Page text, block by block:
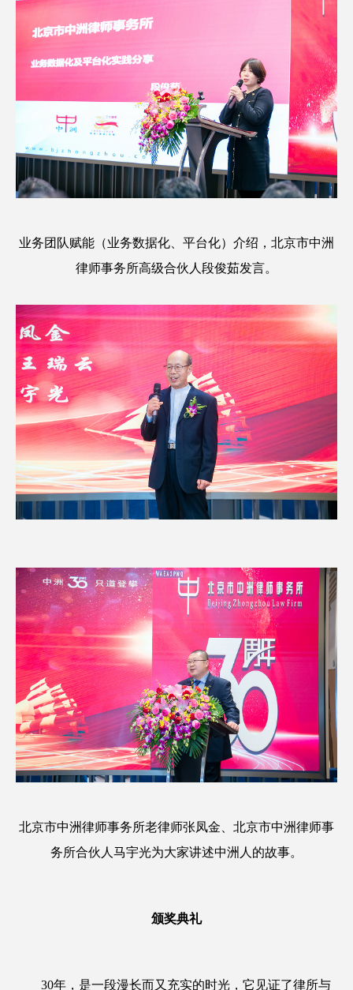
业务团队赋能（业务数据化、平台化）介绍，北京市中洲
律师事务所高级合伙人段俊茹发言。
北京市中洲律师事务所老律师张凤金、北京市中洲律师事
务所合伙人马宇光为大家讲述中洲人的故事。
颁奖典礼
30年，是一段漫长而又充实的时光，它见证了律所与